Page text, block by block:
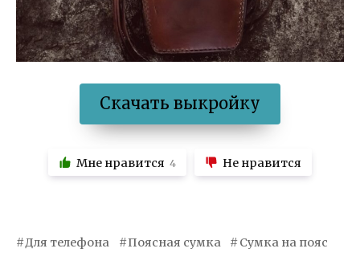
Скачать выкройку
Мне нравится 4 Не нравится
Для телефона Поясная сумка Сумка на пояс